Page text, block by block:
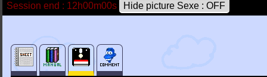
Session end : 12h00m00s
Hide picture Sexe : OFF